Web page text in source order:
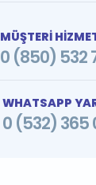
MÜŞTERİ
0 (850) 532
WHATSAPP
0 (532) 365